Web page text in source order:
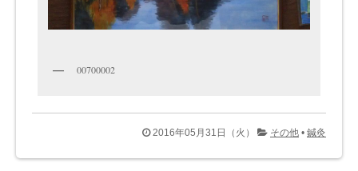
00700002
2016年05月31日（火） その他 • 鍼灸